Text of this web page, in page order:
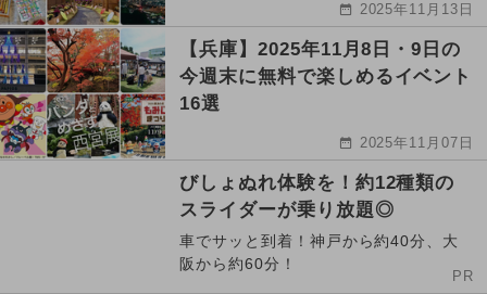
2025年11月13日
【兵庫】2025年11月8日・9日の
今週末に無料で楽しめるイベント
16選
2025年11月07日
びしょぬれ体験を！約12種類の
スライダーが乗り放題◎
車でサッと到着！神戸から約40分、大
阪から約60分！
PR